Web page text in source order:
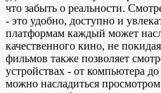
что забыть о реальности.
- это удобно, доступно и
платформам каждый может
качественного кино, не
фильмов также позволяет
устройствах - от компьютера
можно насладиться